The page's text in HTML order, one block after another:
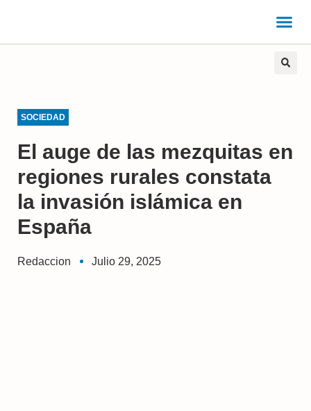
SOCIEDAD
El auge de las mezquitas en
regiones rurales constata
la invasión islámica en
España
Redaccion Julio 29, 2025